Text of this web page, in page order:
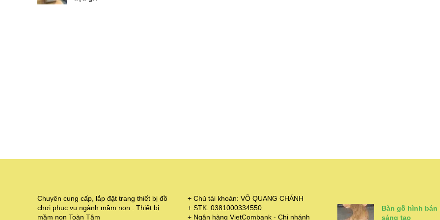
Chuyên cung cấp, lắp đặt trang thiết bị đồ
chơi phục vụ ngành mầm non : Thiết bị
mầm non Toàn Tâm
+ Chủ tài khoản: VÕ QUANG CHÁNH
+ STK: 0381000334550
+ Ngân hàng VietCombank - Chi nhánh
Bàn gỗ hình bán
sáng tạo